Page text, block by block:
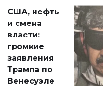
актуальных тем —
от слухов о
политических
реформах до
вопросов армии,
экономики и
личного здоровья.
США, нефть
и смена
власти:
громкие
заявления
Трампа по
Венесуэле